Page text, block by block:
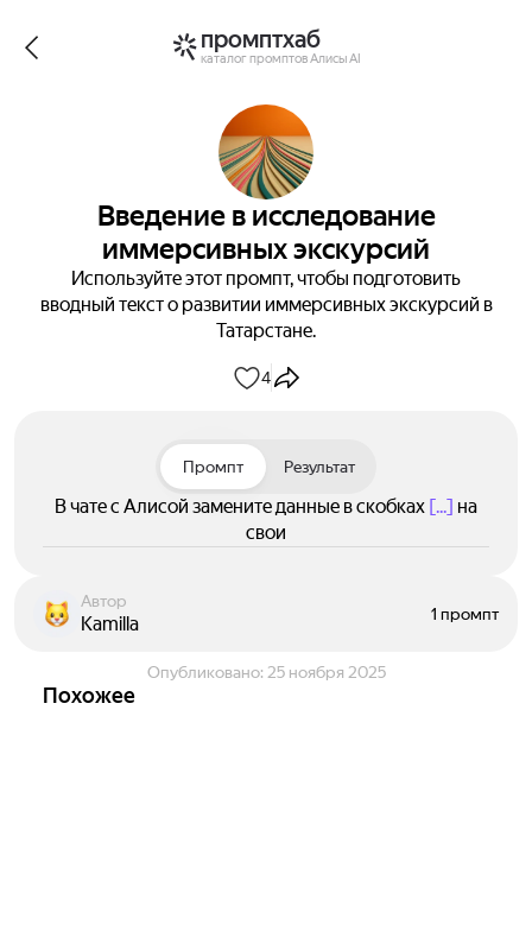
промптхаб
каталог промптов Алисы AI
Введение в исследование
иммерсивных экскурсий
Используйте этот промпт, чтобы подготовить
вводный текст о развитии иммерсивных экскурсий в
Татарстане.
4
Промпт Результат
В чате с Алисой замените данные в скобках [...] на
свои
Автор
Kamilla 1 промпт
Опубликовано: 25 ноября 2025
Похожее